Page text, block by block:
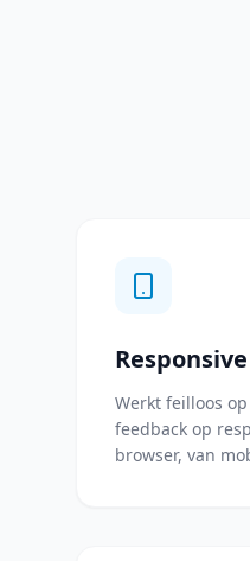
Werkt feilloos
feedback op
browser, van